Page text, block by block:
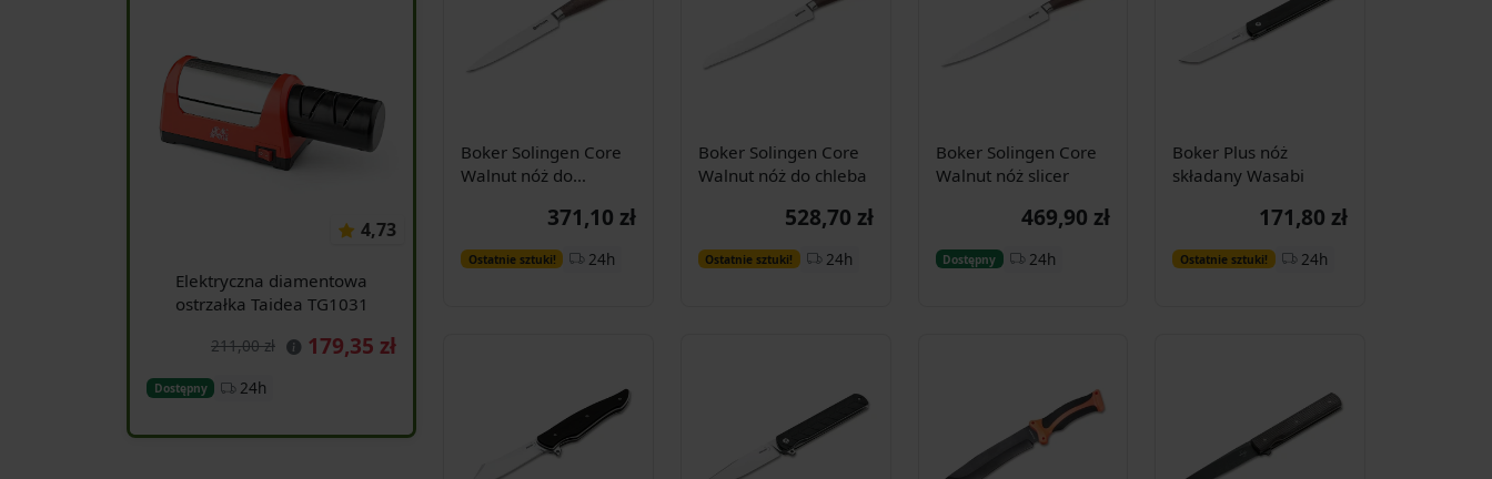
4,73
Elektryczna diamentowa
ostrzałka Taidea TG1031
211,00 zł 179,35 zł
Dostępny 24h
Dodaj do koszyka
Boker Solingen Core
Walnut nóż do
371,10 zł
Ostatnie sztuki! 24h
Dodaj do
koszyka
Boker Solingen Core
Walnut nóż do chleba
528,70 zł
Ostatnie sztuki! 24h
Dodaj do
koszyka
Boker Solingen Core
Walnut nóż slicer
469,90 zł
Dostępny 24h
Dodaj do
koszyka
Boker Plus nóż
składany Wasabi
171,80 zł
Ostatnie sztuki! 24h
Dodaj do
koszyka